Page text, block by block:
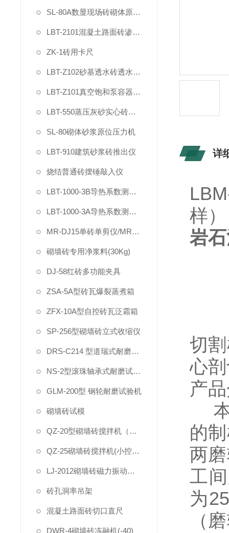
SL-80A数显现场砖砌体原位压力机
LBT-2101混凝土路面砖渗透率测试仪
ZK-1砖用卡尺
LBT-Z102砂基透水砖透水速率测试仪
LBT-Z101真空饱和泵容器装置试验桶
LBT-550蒸压灰砂实心砖干燥收缩率快速试验仪装置
SL-80砌体砂浆原位压力机
LBT-910建筑砂浆砖推出仪
烧结普通砖摆锤敲入仪
LBT-1000-3B导热系数测定仪（电动加载试件）
LBT-1000-3A导热系数测定仪
MR-DJ15单砖单剪仪/MR-DYS75单砖原位双剪仪
砌墙砖专用净浆料(30Kg)
DJ-58红砖多功能夹具
ZSA-5A型砖瓦爆裂蒸煮箱
ZFX-10A型自控砖瓦泛霜箱
SP-256型砌墙砖立式收缩仪
DRS-C214 型道瑞式耐磨试验机
NS-2型滚珠轴承式耐磨试验机
GLM-200型 钢轮耐磨试验机
砌墙砖试模
QZ-20型砌墙砖搅拌机（大控制器）
QZ-25砌墙砖搅拌机(小控制器)
LJ-2012砌墙砖磁力振动台(抛光)-喷漆
砖孔洞率吊架
混凝土路面砖切口直尺
DWR-4砌墙砖冻融机(-40)
详
样）
岩
切
心
产
的
两
工
为
（